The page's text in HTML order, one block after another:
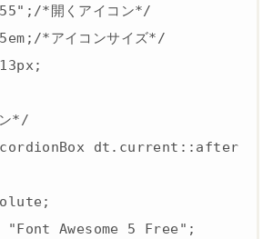
*開くアイコン*/
*アイコンサイズ*/
*/
dt.current::after
Awesome 5 Free";